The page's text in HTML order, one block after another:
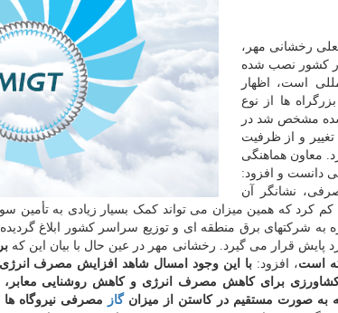
رخشانی مهر،
روشنایی در کشور نصب شده
است، اظهار
ها از نوع
شده مشخص شد در
می توان این لامپ ها را به ۱۰۰ وات تغییر و از ظرفیت
معاون هماهنگی
دانست و افزود:
نشانگر آن
برق را کم کرد که همین میزان می تواند کمک بسیار زیادی به
به شرکتهای برق منطقه ای و توزیع سراسر کشور ابلاغ
قرار می گیرد. رخشانی مهر در عین حال با بیان این که
، افزود:با این وجود امسال شاهد افزایش مصرف
برای کاهش مصرف انرژی و کاهش روشنایی معابر،
به صورت مستقیم در کاستن از میزانگاز مصرفی نیروگاه ها